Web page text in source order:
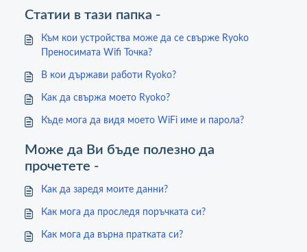
Статии в тази папка -
Към кои устройства може да се свърже Ryoko
Преносимата Wifi Точка?
В кои държави работи Ryoko?
Как да свържа моето Ryoko?
Къде мога да видя моето WiFi име и парола?
Може да Ви бъде полезно да
прочетете -
Как да заредя моите данни?
Как мога да проследя поръчката си?
Как мога да върна пратката си?